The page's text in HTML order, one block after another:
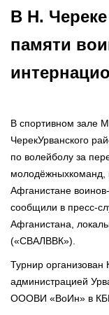
В Н.
памяти
В спортивном зале
ЧерекУрванского
по волейболу за
молодёжныхкоманд,
Афганистане
сообщили в пресс-
Афганистана,
(«СВАЛВВК»).
Турнир
администрацией
ОООВИ «ВоИн» в